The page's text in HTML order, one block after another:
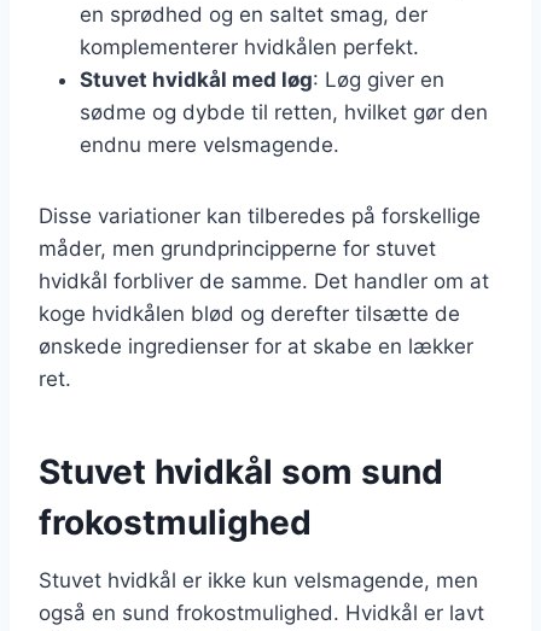
en sprødhed og en saltet smag, der
komplementerer hvidkålen perfekt.
Stuvet hvidkål med løg: Løg giver en
sødme og dybde til retten, hvilket gør den
endnu mere velsmagende.
Disse variationer kan tilberedes på forskellige
måder, men grundprincipperne for stuvet
hvidkål forbliver de samme. Det handler om at
koge hvidkålen blød og derefter tilsætte de
ønskede ingredienser for at skabe en lækker
ret.
Stuvet hvidkål som sund
frokostmulighed
Stuvet hvidkål er ikke kun velsmagende, men
også en sund frokostmulighed. Hvidkål er lavt